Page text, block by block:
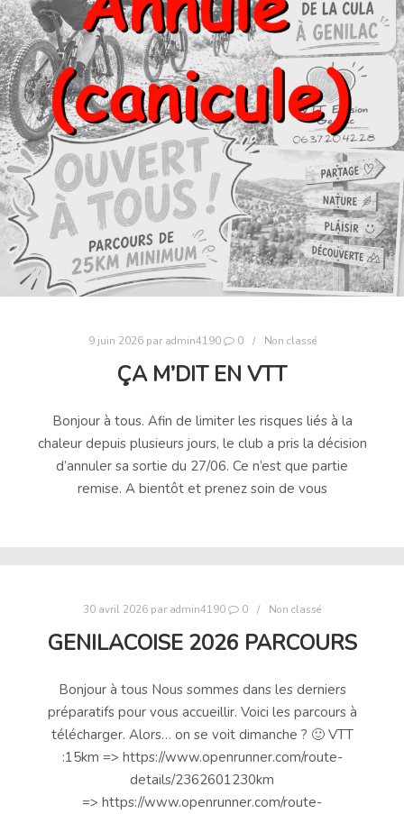
9 juin 2026par admin4190 0 Non classé
ÇA M’DIT EN VTT
Bonjour à tous. Afin de limiter les risques liés à la
chaleur depuis plusieurs jours, le club a pris la décision
d’annuler sa sortie du 27/06. Ce n’est que partie
remise. A bientôt et prenez soin de vous
30 avril 2026 par admin4190 0 Non classé
GENILACOISE 2026 PARCOURS
Bonjour à tous Nous sommes dans les derniers
préparatifs pour vous accueillir. Voici les parcours à
télécharger. Alors… on se voit dimanche ? 🙂 VTT
:15km => https://www.openrunner.com/route-
details/2362601230km
=> https://www.openrunner.com/route-